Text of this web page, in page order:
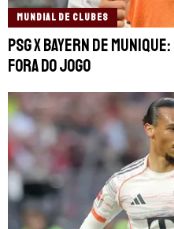
MUNDIAL DE CLUBES
PSG x Bayern de
fora do jogo